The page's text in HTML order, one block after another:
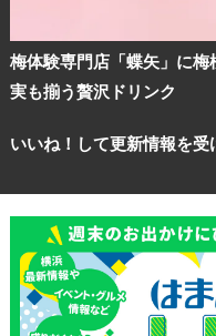
梅体験専門店「蝶矢」に
実も揃う贅沢ドリンク
いいね！して更新情報を受